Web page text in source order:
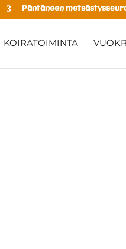
Päntäneen
KOIRATOIMINTA